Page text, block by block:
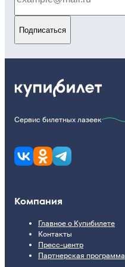
Подписаться
Сервис билетных лазеек
Компания
Главное о Купибилете
Контакты
Пресс-центр
Партнерская программа